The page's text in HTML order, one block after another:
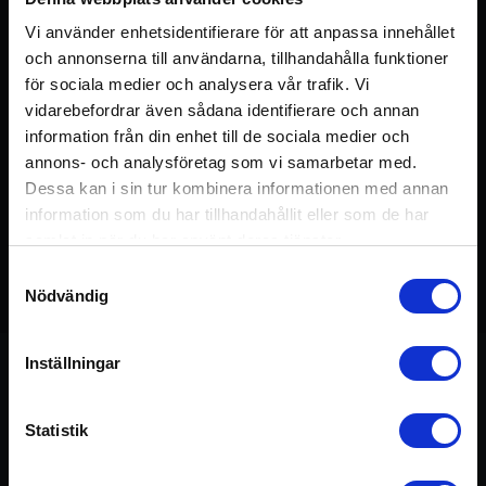
Vi använder enhetsidentifierare för att anpassa innehållet
och annonserna till användarna, tillhandahålla funktioner
för sociala medier och analysera vår trafik. Vi
vidarebefordrar även sådana identifierare och annan
information från din enhet till de sociala medier och
annons- och analysföretag som vi samarbetar med.
Dessa kan i sin tur kombinera informationen med annan
information som du har tillhandahållit eller som de har
Nödvändig
Inställningar
Statistik
75 min